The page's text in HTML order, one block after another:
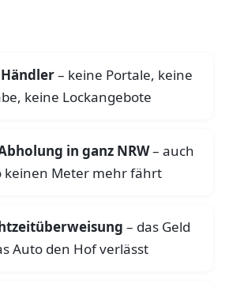
– keine Portale, keine
keine Lockangebote
in ganz NRW– auch
keinen Meter mehr fährt
– das Geld
Auto den Hof verlässt